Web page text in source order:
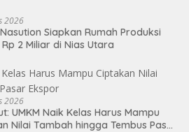
2026
Siapkan Rumah Produksi
2 Miliar di Nias Utara
2026
UMKM Naik Kelas Harus Mampu
Nilai Tambah hingga Tembus Pasar